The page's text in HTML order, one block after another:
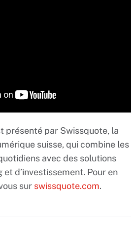
présenté par Swissquote, la
suisse, qui combine les
avec des solutions
d’investissement. Pour en
sur swissquote.com.